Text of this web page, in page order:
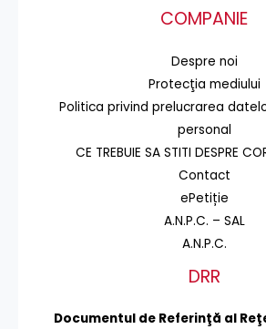
COMPANIE
Despre noi
Protecţia mediului
Politica privind prelucrarea
personal
CE TREBUIE SA STITI DESPRE
Contact
ePetiție
A.N.P.C. – SAL
A.N.P.C.
DRR
Documentul de Referinţă al